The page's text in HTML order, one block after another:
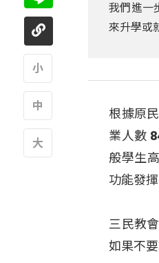
我們進一
來升學或
根據原
業人數
般學生
功能發
三民教
如果不